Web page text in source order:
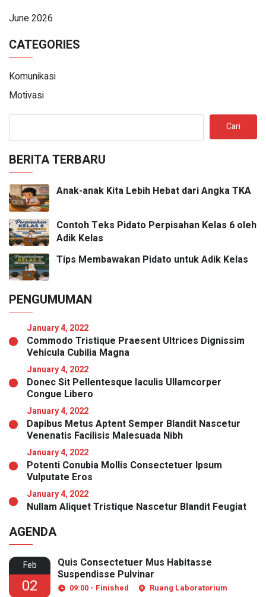
June 2026
CATEGORIES
Komunikasi
Motivasi
Cari
BERITA TERBARU
Anak-anak Kita Lebih Hebat dari Angka TKA
Contoh Teks Pidato Perpisahan Kelas 6 oleh
Adik Kelas
Tips Membawakan Pidato untuk Adik Kelas
PENGUMUMAN
January 4, 2022
Commodo Tristique Praesent Ultrices Dignissim
Vehicula Cubilia Magna
January 4, 2022
Donec Sit Pellentesque Iaculis Ullamcorper
Congue Libero
January 4, 2022
Dapibus Metus Aptent Semper Blandit Nascetur
Venenatis Facilisis Malesuada Nibh
January 4, 2022
Potenti Conubia Mollis Consectetuer Ipsum
Vulputate Eros
January 4, 2022
Nullam Aliquet Tristique Nascetur Blandit Feugiat
AGENDA
Feb
02
Quis Consectetuer Mus Habitasse
Suspendisse Pulvinar
09:00 - Finished Ruang Laboratorium